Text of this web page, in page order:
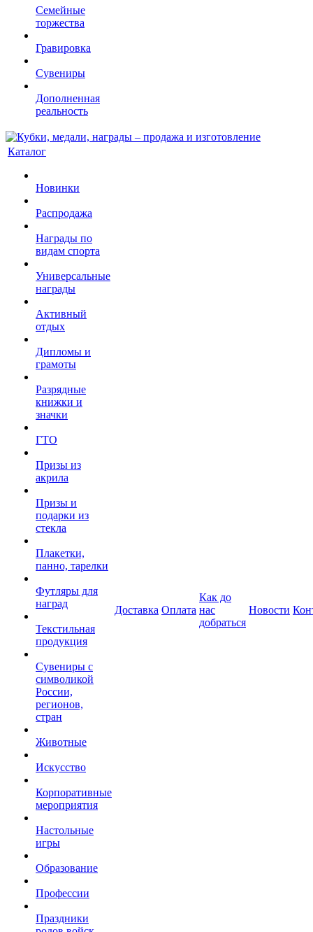
Семейные
торжества
Гравировка
Сувениры
Дополненная
реальность
Каталог
Новинки
Распродажа
Награды по
видам спорта
Универсальные
награды
Активный
отдых
Дипломы и
грамоты
Разрядные
книжки и
значки
ГТО
Призы из
акрила
Призы и
подарки из
стекла
Плакетки,
панно, тарелки
Футляры для
наград
Текстильная
продукция
Сувениры с
символикой
России,
регионов,
стран
Животные
Искусство
Корпоративные
мероприятия
Настольные
игры
Образование
Профессии
Праздники
Доставка Оплата
Как до
нас
добраться
Новости